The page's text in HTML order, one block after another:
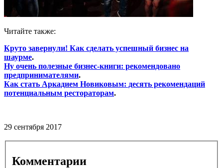
Читайте также:
Круто завернули! Как сделать успешный бизнес на
шаурме.
Ну очень полезные бизнес-книги: рекомендовано
предпринимателями.
Как стать Аркадием Новиковым: десять рекомендаций
потенциальным рестораторам.
29 сентября 2017
Комментарии